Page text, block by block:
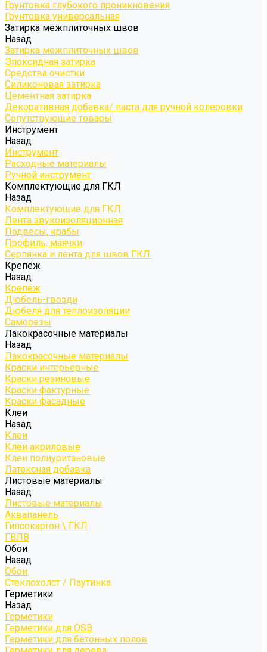
Грунтовка глубокого проникновения
Грунтовка универсальная
Затирка межплиточных швов
Назад
Затирка межплиточных швов
Эпоксидная затирка
Средства очистки
Силиконовая затирка
Цементная затирка
Декоративная добавка/ паста для ручной колеровки
Сопутствующие товары
Инструмент
Назад
Инструмент
Расходные материалы
Ручной инструмент
Комплектующие для ГКЛ
Назад
Комплектующие для ГКЛ
Лента звукоизоляционная
Подвесы, крабы
Профиль, маячки
Серпянка и лента для швов ГКЛ
Крепёж
Назад
Крепёж
Дюбель-гвозди
Дюбеля для теплоизоляции
Саморезы
Лакокрасочные материалы
Назад
Лакокрасочные материалы
Краски интерьерные
Краски резиновые
Краски фактурные
Краски фасадные
Клеи
Назад
Клеи
Клеи акриловые
Клеи полиуритановые
Латексная добавка
Листовые материалы
Назад
Листовые материалы
Аквапанель
Гипсокартон \ ГКЛ
ГВЛВ
Обои
Назад
Обои
Стеклохолст / Паутинка
Герметики
Назад
Герметики
Герметики для OSB
Герметики для бетонных полов